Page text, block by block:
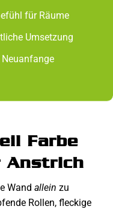
für Räume
Umsetzung
Farbe
Anstrich
Wand allein zu
Rollen, fleckige